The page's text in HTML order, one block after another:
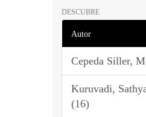
DESCUBRE
Autor
Cepeda Siller,
Kuruvadi,
(16)